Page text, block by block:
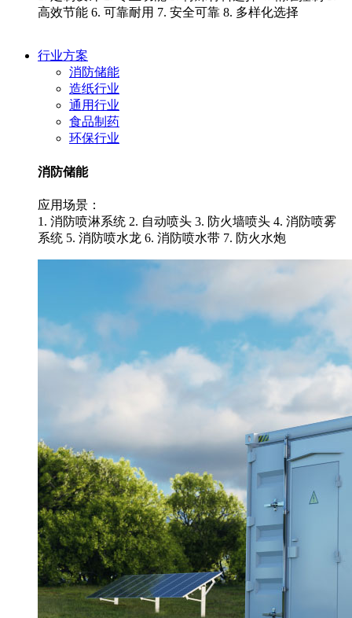
高效节能 6. 可靠耐用 7. 安全可靠 8. 多样化选择
行业方案
消防储能
造纸行业
通用行业
食品制药
环保行业
消防储能
应用场景：
1. 消防喷淋系统 2. 自动喷头 3. 防火墙喷头 4. 消防喷雾
系统 5. 消防喷水龙 6. 消防喷水带 7. 防火水炮